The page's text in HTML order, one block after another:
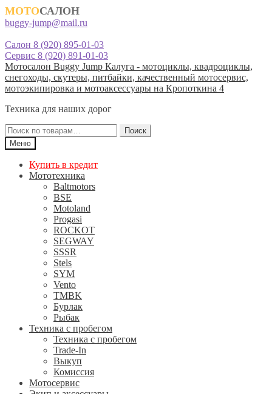
МОТОСАЛОН
buggy-jump@mail.ru
Салон 8 (920) 895-01-03
Сервис 8 (920) 891-01-03
Перейти
к
навигации
Перейти
к
содержимому
Мотосалон Buggy Jump Калуга - мотоциклы, квадроциклы,
снегоходы, скутеры, питбайки, качественный мотосервис,
мотоэкипировка и мотоаксессуары на Кропоткина 4
Техника для наших дорог
Искать:
Поиск
Меню
Купить в кредит
Мототехника
Baltmotors
BSE
Motoland
Progasi
ROCKOT
SEGWAY
SSSR
Stels
SYM
Vento
TMBK
Бурлак
Рыбак
Техника с пробегом
Техника с пробегом
Trade-In
Выкуп
Комиссия
Мотосервис